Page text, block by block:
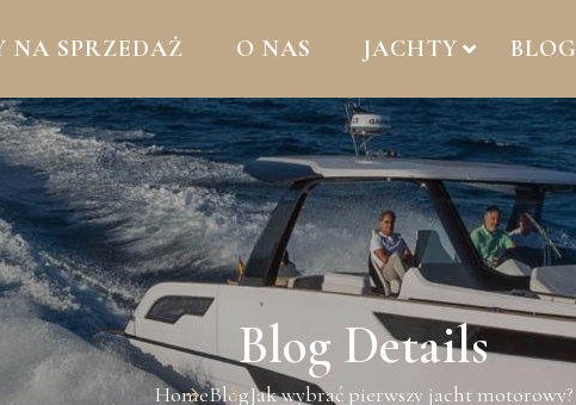
NA SPRZEDAŻ O NAS JACHTY BLOG
Blog Details
HomeBlogJak wybrać pierwszy jacht motorowy?